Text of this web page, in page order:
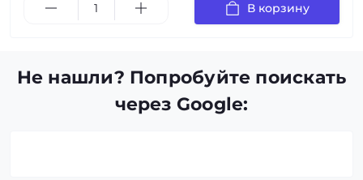
В корзину
Не нашли? Попробуйте поискать
через Google: